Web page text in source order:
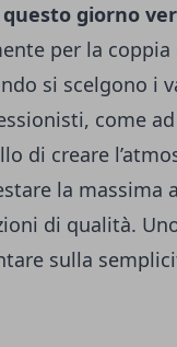
giorno
per la
si scelgono i
come
di creare
la massima
di qualità.
sulla